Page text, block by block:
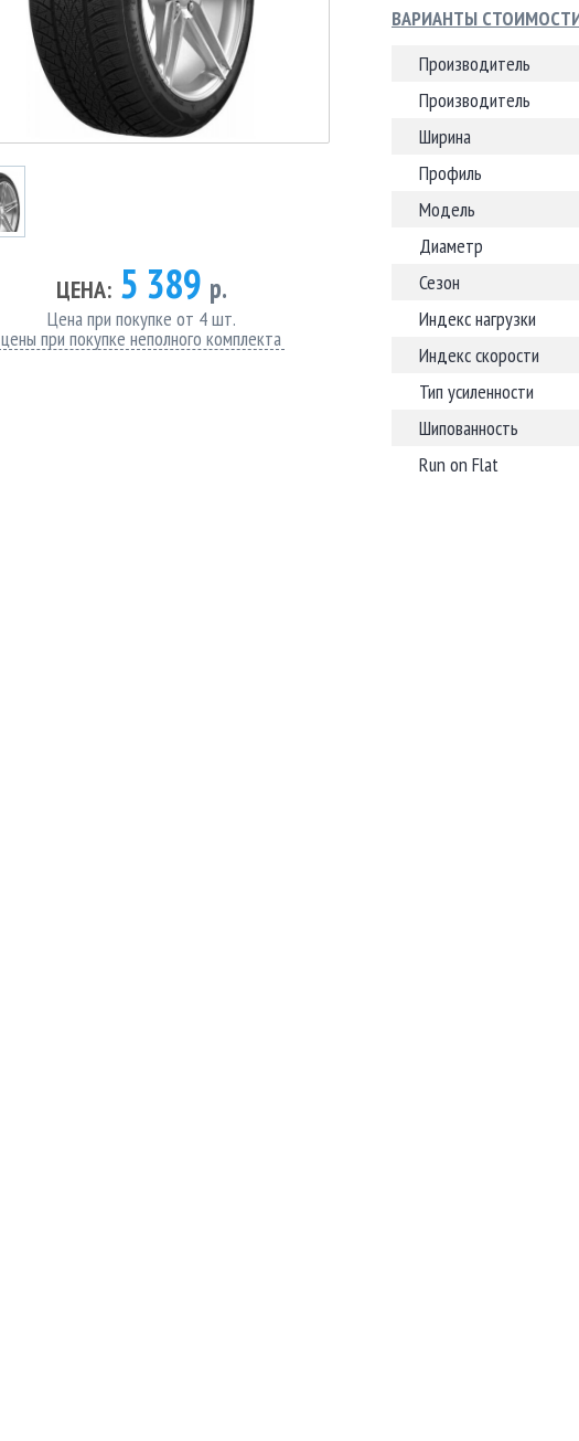
ЦЕНА:5 389 р.
Цена при покупке от 4 шт.
цены при покупке неполного комплекта
ВАРИАНТЫ
Производитель
Производитель
Ширина
Профиль
Модель
Диаметр
Сезон
Индекс нагрузки
Индекс скорости
Тип усиленности
Шипованность
Run on Flat